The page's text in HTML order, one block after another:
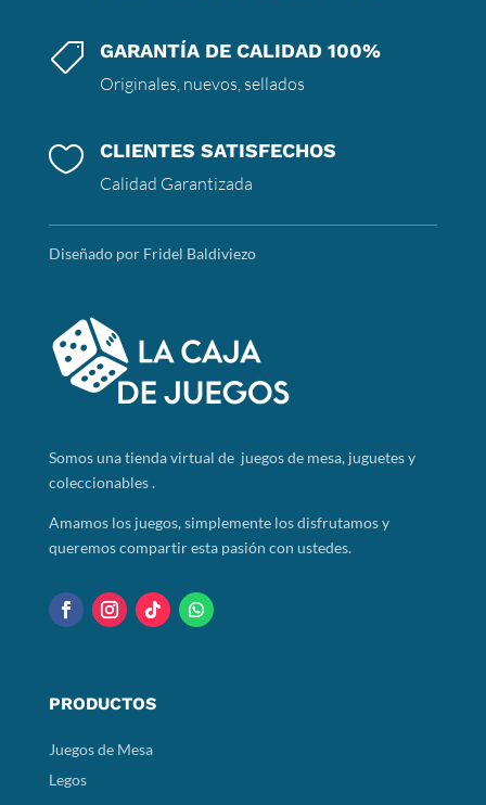
 GARANTÍA DE CALIDAD 100%
Originales, nuevos, sellados
 CLIENTES SATISFECHOS
Calidad Garantizada
Diseñado por Fridel Baldiviezo
Somosuna tienda virtual de juegos de mesa, juguetes y
coleccionables .
Amamos los juegos, simplemente los disfrutamos y
queremos compartir esta pasión con ustedes.
PRODUCTOS
Juegos de Mesa
Legos